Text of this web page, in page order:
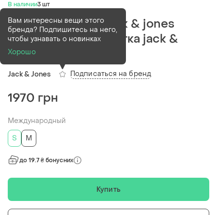
В наличии3 шт
Чоловіча куртка jack & jones
шерпа,мужская куртка jack &
jones
Jack & Jones
Вам интересны вещи этого
бренда? Подпишитесь на него,
чтобы узнавать о новинках
Хорошо
Подписаться на бренд
1970 грн
Международный
S
M
до 19.7 ₴ бонусних
Купить